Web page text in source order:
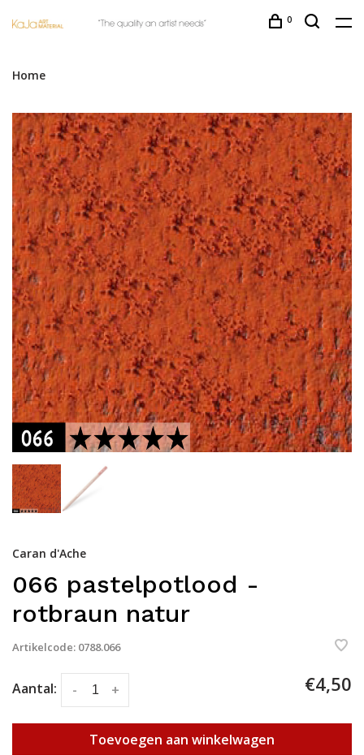
0
Home
Caran d'Ache
066 pastelpotlood -
rotbraun natur
Artikelcode: 0788.066
Aantal: +
- €4,50
Toevoegen aan winkelwagen